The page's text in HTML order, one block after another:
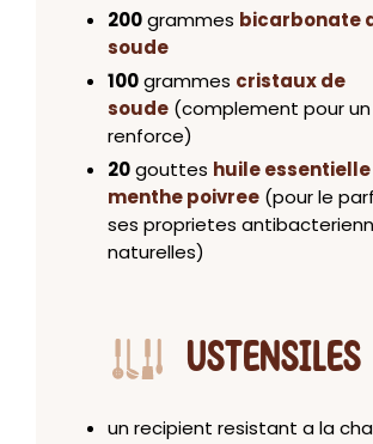
200grammes bicarbonate
soude
100grammes cristaux de
soude (complement pour
renforce)
20gouttes huile
menthe poivree (pour le
ses proprietes
naturelles)
USTENSILES
un recipient resistant a la